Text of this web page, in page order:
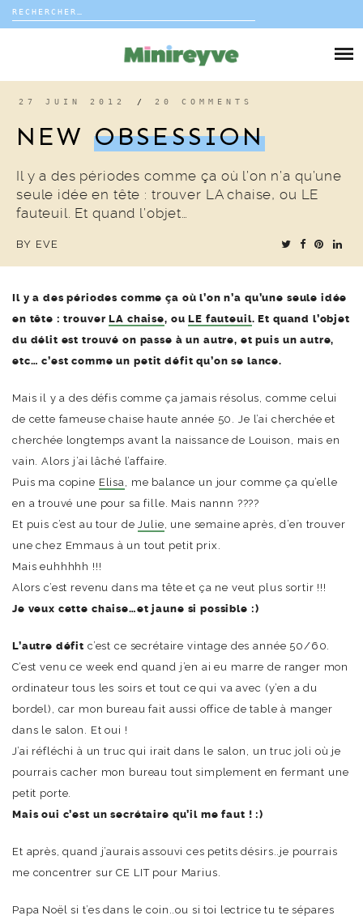
Rechercher :
DÉCO
VOYAGE
27 JUIN 2012 / 20 COMMENTS
NEW OBSESSION
Il y a des périodes comme ça où l’on n’a qu’une
seule idée en tête : trouver LA chaise, ou LE
fauteuil. Et quand l’objet…
BY EVE
Il y a des périodes comme ça où l’on n’a qu’une seule idée
en tête : trouverLA chaise, ouLE fauteuil. Et quand l’objet
du délit est trouvé on passe à un autre, et puis un autre,
etc… c’est comme un petit défit qu’on se lance.
Mais il y a des défis comme ça jamais résolus, comme celui
de cette fameuse chaise haute année 50. Je l’ai cherchée et
cherchée longtemps avant la naissance de Louison, mais en
vain. Alors j’ai lâché l’affaire.
Puis ma copine Elisa, me balance un jour comme ça qu’elle
en a trouvé une pour sa fille. Mais nannn ????
Et puis c’est au tour deJulie, une semaine après, d’en trouver
une chez Emmaus à un tout petit prix.
Mais euhhhhh !!!
Alors c’est revenu dans ma tête et ça ne veut plus sortir !!!
Je veux cette chaise…et jaune si possible :)
L’autre défit c’est ce secrétaire vintage des année 50/60.
C’est venu ce week end quand j’en ai eu marre de ranger mon
ordinateur tous les soirs et tout ce qui va avec (y’en a du
bordel), car mon bureau fait aussi office de table à manger
dans le salon. Et oui !
J’ai réfléchi à un truc qui irait dans le salon, un truc joli où je
pourrais cacher mon bureau tout simplement en fermant une
petit porte.
Mais oui c’est un secrétaire qu’il me faut ! :)
Et après, quand j’aurais assouvi ces petits désirs..je pourrais
me concentrer sur CE LIT pour Marius.
Papa Noël si t’es dans le coin..ou si toi lectrice tu te sépares